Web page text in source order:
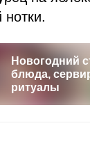
нотки.
Новогодний
блюда,
ритуалы